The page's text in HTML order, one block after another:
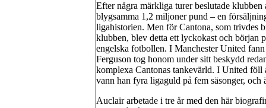
Efter några märkliga turer beslutade
blygsamma 1,2 miljoner pund – en
ligahistorien. Men för Cantona, som trivdes
klubben, blev detta ett lyckokast och början
engelska fotbollen. I Manchester United
Ferguson tog honom under sitt beskydd
komplexa Cantonas tankevärld. I United
vann han fyra ligaguld på fem säsonger,
Auclair arbetade i tre år med den här